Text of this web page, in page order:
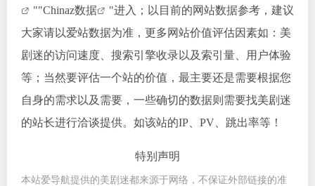
""Chinaz数据
"进入；以目前的网站数据参考，建议
大家请以爱站数据为准，更多网站价值评估因素如：美
剧迷的访问速度、搜索引擎收录以及索引量、用户体验
等；当然要评估一个站的价值，最主要还是需要根据您
自身的需求以及需要，一些确切的数据则需要找美剧迷
的站长进行洽谈提供。如该站的IP、PV、跳出率等！
特别声明
本站爱导航提供的美剧迷都来源于网络，不保证外部链接的准